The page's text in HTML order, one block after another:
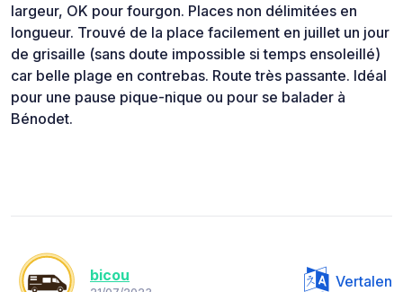
largeur, OK pour fourgon. Places non délimitées en
longueur. Trouvé de la place facilement en juillet un jour
de grisaille (sans doute impossible si temps ensoleillé)
car belle plage en contrebas. Route très passante. Idéal
pour une pause pique-nique ou pour se balader à
Bénodet.
bicou Vertalen